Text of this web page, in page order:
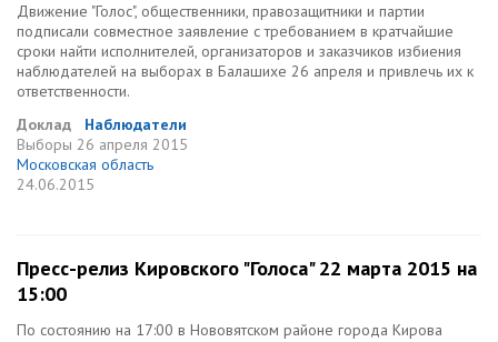
Движение "Голос", общественники, правозащитники и партии
подписали совместное заявление с требованием в кратчайшие
сроки найти исполнителей, организаторов и заказчиков избиения
наблюдателей на выборах в Балашихе 26 апреля и привлечь их к
ответственности.
Доклад
Наблюдатели
Выборы 26 апреля 2015
Московская область
24.06.2015
Пресс-релиз Кировского "Голоса" 22 марта 2015 на
15:00
По состоянию на 17:00 в Нововятском районе города Кирова